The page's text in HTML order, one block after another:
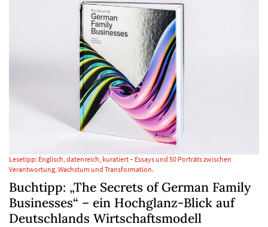
Lesetipp: Englisch, datenreich, kuratiert – Essays und 50 Porträts zwischen
Verantwortung, Wachstum und Transformation.
Buchtipp: „The Secrets of German Family
Businesses“ – ein Hochglanz-Blick auf
Deutschlands Wirtschaftsmodell